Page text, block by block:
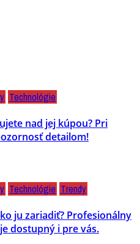
Technológie
nad jej kúpou? Pri
detailom!
Technológie Trendy
ju zariadiť? Profesionálny
dostupný i pre vás.